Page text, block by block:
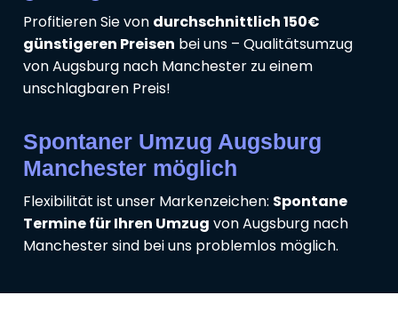
Profitieren Sie von durchschnittlich 150€
günstigeren Preisen bei uns – Qualitätsumzug
von Augsburg nach Manchester zu einem
unschlagbaren Preis!
Spontaner Umzug Augsburg
Manchester möglich
Flexibilität ist unser Markenzeichen: Spontane
Termine für Ihren Umzug von Augsburg nach
Manchester sind bei uns problemlos möglich.